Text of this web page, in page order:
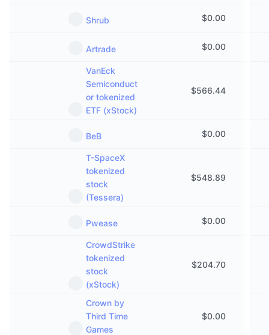
Shrub $0.00
Artrade $0.00
VanEck
Semiconduct
or tokenized
ETF (xStock)
$566.44
BeB $0.00
T-SpaceX
tokenized
stock
(Tessera)
$548.89
Pwease $0.00
CrowdStrike
tokenized
stock
(xStock)
$204.70
Crown by
Third Time
Games
$0.00